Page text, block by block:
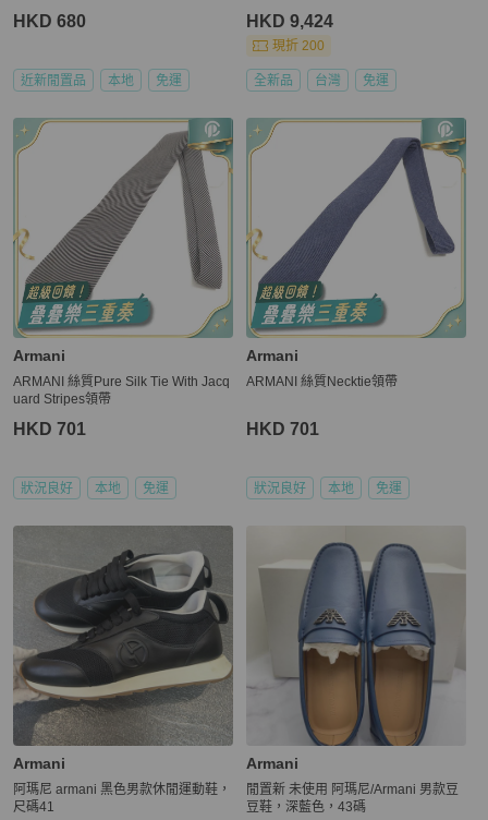
HKD 680
近新閒置品 本地 免運
HKD 9,424
現折 200
全新品 台灣 免運
Armani
ARMANI 絲質Pure Silk Tie With Jacq
uard Stripes領帶
HKD 701
狀況良好 本地 免運
Armani
ARMANI 絲質Necktie領帶
HKD 701
狀況良好 本地 免運
Armani
阿瑪尼 armani 黑色男款休閒運動鞋，
尺碼41
Armani
閒置新 未使用 阿瑪尼/Armani 男款豆
豆鞋，深藍色，43碼